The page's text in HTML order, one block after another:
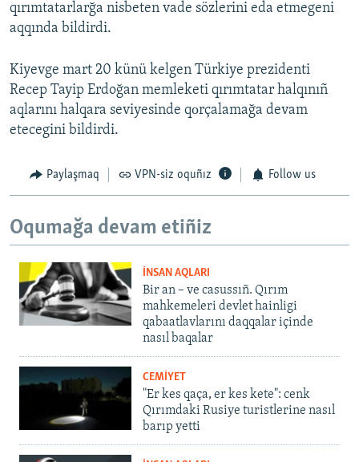
qırımtatarlarğa nisbeten vade sözlerini eda etmegeni
aqqında bildirdi.
Kiyevge mart 20 künü kelgen Türkiye prezidenti
Recep Tayip Erdoğan memleketi qırımtatar halqınıñ
aqlarını halqara seviyesinde qоrçalamağa devam
etecegini bildirdi.
Paylaşmaq VPN-siz oquñız Follow us
Oqumağa devam etiñiz
İNSAN AQLARI
Bir an – ve casussıñ. Qırım
mahkemeleri devlet hainligi
qabaatlavlarını daqqalar içinde
nasıl baqalar
CEMİYET
"Er kes qaça, er kes kete": cenk
Qırımdaki Rusiye turistlerine nasıl
barıp yetti